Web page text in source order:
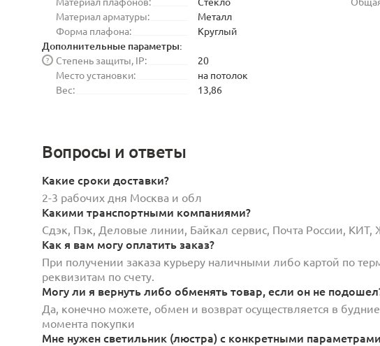
Материал арматуры:
Металл
Форма плафона:
Круглый
Дополнительные параметры:
Степень защиты, IP:
?
20
Место установки:
на потолок
Вес:
13,86
Вопросы и ответы
Какие сроки доставки?
2-3 рабочих дня Москва и обл
Какими транспортными компаниями?
Сдэк, Пэк, Деловые линии, Байкал сервис, Почта России, КИТ,
Как я вам могу оплатить заказ?
При получении заказа курьеру наличными либо картой по
реквизитам по счету.
Могу ли я вернуть либо обменять товар, если он не
Да, конечно можете, обмен и возврат осуществляется в
момента покупки
Мне нужен светильник (люстра) с конкретными